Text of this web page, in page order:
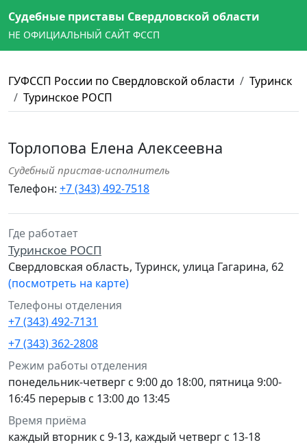
Судебные приставы Свердловской области
НЕ ОФИЦИАЛЬНЫЙ САЙТ ФССП
ГУФССП России по Свердловской области
Туринск
Туринское РОСП
Торлопова Елена Алексеевна
Судебный пристав-исполнитель
Телефон: +7 (343) 492-7518
Где работает
Туринское РОСП
Свердловская область, Туринск, улица Гагарина, 62
(посмотреть на карте)
Телефоны отделения
+7 (343) 492-7131
+7 (343) 362-2808
Режим работы отделения
понедельник-четверг с 9:00 до 18:00, пятница 9:00-
16:45 перерыв с 13:00 до 13:45
Время приёма
каждый вторник с 9-13, каждый четверг с 13-18